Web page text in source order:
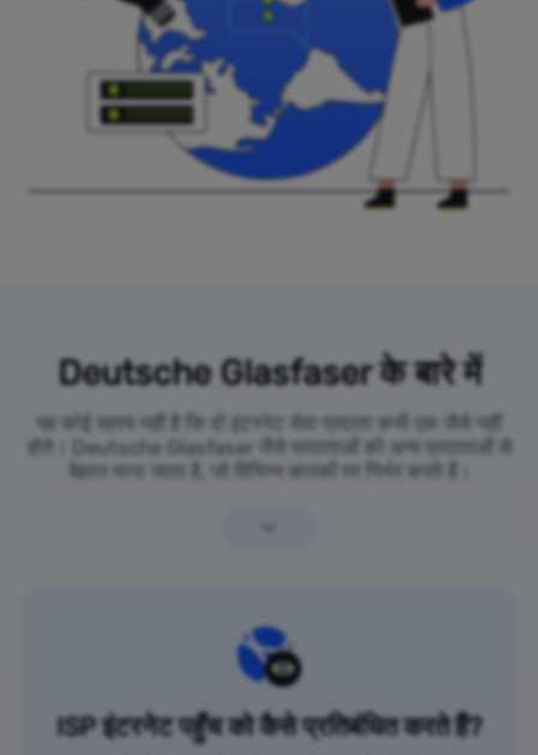
Deutsche Glasfaser के बारे में
यह कोई रहस्य नहीं है कि दो इंटरनेट सेवा प्रदाता कभी एक जैसे नहीं
होते। Deutsche Glasfaser जैसे प्रदाताओं को अन्य प्रदाताओं से
बेहतर माना जाता है, जो विभिन्न कारकों पर निर्भर करते हैं।
ISP इंटरनेट पहुँच को कैसे प्रतिबंधित करते हैं?